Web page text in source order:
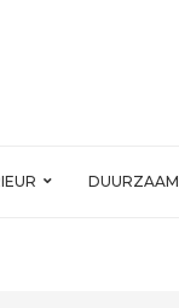
DUURZAAM